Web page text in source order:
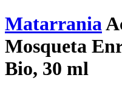
Matarrania
Mosqueta
Bio, 30 ml